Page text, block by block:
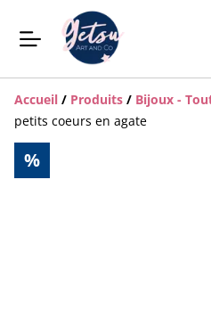
Accueil / Produits / Bijoux -
petits coeurs en agate
%